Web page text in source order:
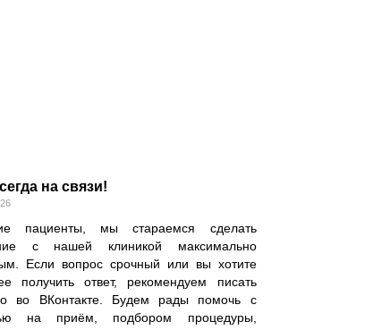
на связи!
пациенты, мы стараемся сделать
с нашей клиникой максимально
Если вопрос срочный или вы хотите
получить ответ, рекомендуем писать
во ВКонтакте. Будем рады помочь с
на приём, подбором процедуры,